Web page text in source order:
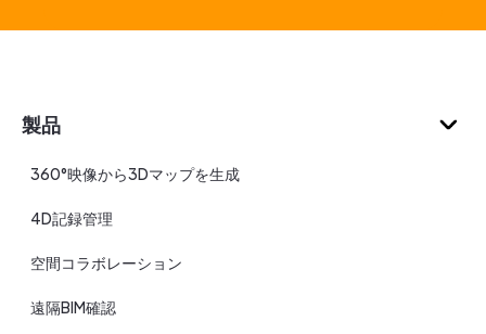
製品
360°映像から3Dマップを生成
4D記録管理
空間コラボレーション
遠隔BIM確認